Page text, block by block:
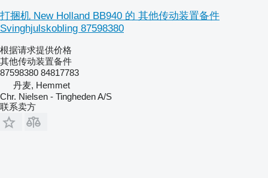
打捆机 New Holland BB940 的 其他传动装置备件
Svinghjulskobling 87598380
根据请求提供价格
其他传动装置备件
87598380 84817783
丹麦, Hemmet
Chr. Nielsen - Tingheden A/S
联系卖方